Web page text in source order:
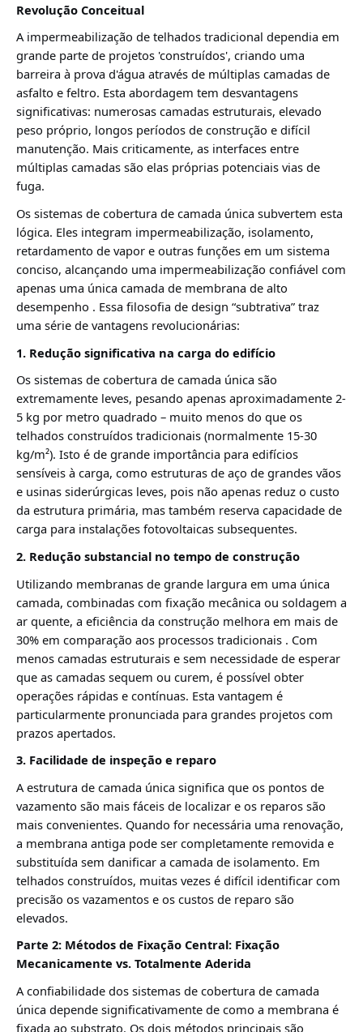
Revolução Conceitual
A impermeabilização de telhados tradicional dependia em
grande parte de projetos 'construídos', criando uma
barreira à prova d'água através de múltiplas camadas de
asfalto e feltro. Esta abordagem tem desvantagens
significativas: numerosas camadas estruturais, elevado
peso próprio, longos períodos de construção e difícil
manutenção. Mais criticamente, as interfaces entre
múltiplas camadas são elas próprias potenciais vias de
fuga.
Os sistemas de cobertura de camada única subvertem esta
lógica. Eles integram impermeabilização, isolamento,
retardamento de vapor e outras funções em um sistema
conciso, alcançando uma impermeabilização confiável com
apenas uma única camada de membrana de alto
desempenho . Essa filosofia de design “subtrativa” traz
uma série de vantagens revolucionárias:
1. Redução significativa na carga do edifício
Os sistemas de cobertura de camada única são
extremamente leves, pesando apenas aproximadamente 2-
5 kg ​​por metro quadrado – muito menos do que os
telhados construídos tradicionais (normalmente 15-30
kg/m²). Isto é de grande importância para edifícios
sensíveis à carga, como estruturas de aço de grandes vãos
e usinas siderúrgicas leves, pois não apenas reduz o custo
da estrutura primária, mas também reserva capacidade de
carga para instalações fotovoltaicas subsequentes.
2. Redução substancial no tempo de construção
Utilizando membranas de grande largura em uma única
camada, combinadas com fixação mecânica ou soldagem a
ar quente, a eficiência da construção melhora em mais de
30% em comparação aos processos tradicionais . Com
menos camadas estruturais e sem necessidade de esperar
que as camadas sequem ou curem, é possível obter
operações rápidas e contínuas. Esta vantagem é
particularmente pronunciada para grandes projetos com
prazos apertados.
3. Facilidade de inspeção e reparo
A estrutura de camada única significa que os pontos de
vazamento são mais fáceis de localizar e os reparos são
mais convenientes. Quando for necessária uma renovação,
a membrana antiga pode ser completamente removida e
substituída sem danificar a camada de isolamento. Em
telhados construídos, muitas vezes é difícil identificar com
precisão os vazamentos e os custos de reparo são
elevados.
Parte 2: Métodos de Fixação Central: Fixação
Mecanicamente vs. Totalmente Aderida
A confiabilidade dos sistemas de cobertura de camada
única depende significativamente de como a membrana é
fixada ao substrato. Os dois métodos principais são